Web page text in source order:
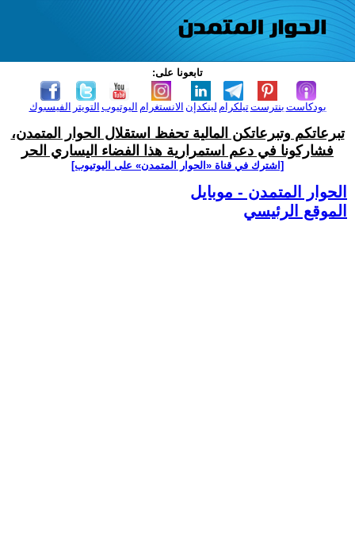
تابعونا على:
الفيسبوك التويتر اليوتيوب الانستغرام لينكدإن تيلكرامبنترست بودكاست
تبرعاتكم وتبرعاتكن المالية تحفظ استقلال الحوار المتمدن،
فشاركونا في دعم استمرارية هذا الفضاء اليساري الحر
[اشترك في قناة ‫«الحوار المتمدن» على اليوتيوب]
الحوار المتمدن - موبايل
الموقع الرئيسي